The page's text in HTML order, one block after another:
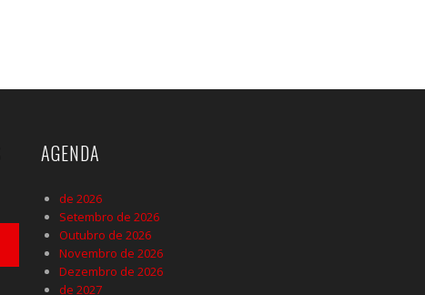
AGENDA
de 2026
Setembro de 2026
Outubro de 2026
Novembro de 2026
Dezembro de 2026
de 2027